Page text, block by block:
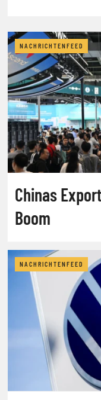
NACHRICHTENFEED
Chinas
Boom
NACHRICHTENFEED